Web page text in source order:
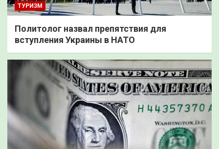
ТУРИЗМ
Политолог назвал препятствия для
вступления Украины в НАТО